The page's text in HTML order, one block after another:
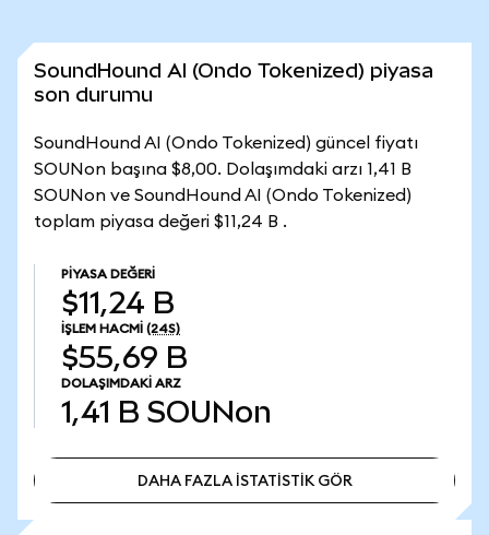
SoundHound AI (Ondo Tokenized) piyasa
son durumu
SoundHound AI (Ondo Tokenized) güncel fiyatı
SOUNon başına $8,00. Dolaşımdaki arzı 1,41 B
SOUNon ve SoundHound AI (Ondo Tokenized)
toplam piyasa değeri $11,24 B .
PIYASA DEĞERI
$11,24 B
İŞLEM HACMI (24S)
$55,69 B
DOLAŞIMDAKI ARZ
1,41 B SOUNon
DAHA FAZLA İSTATİSTİK GÖR